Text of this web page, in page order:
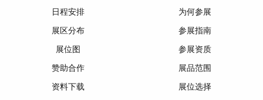
日程安排
展区分布
展位图
赞助合作
资料下载
为何参展
参展指南
参展资质
展品范围
展位选择